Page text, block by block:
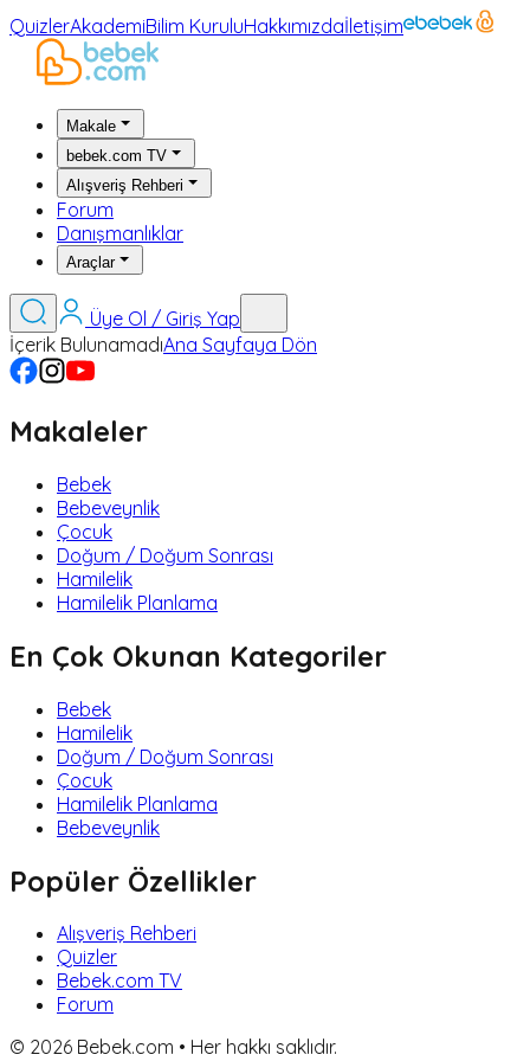
QuizlerAkademiBilim KuruluHakkımızdaİletişim
Makale
bebek.com TV
Alışveriş Rehberi
Forum
Danışmanlıklar
Araçlar
Üye Ol / Giriş Yap
İçerik BulunamadıAna Sayfaya Dön
Makaleler
Bebek
Bebeveynlik
Çocuk
Doğum / Doğum Sonrası
Hamilelik
Hamilelik Planlama
En Çok Okunan Kategoriler
Bebek
Hamilelik
Doğum / Doğum Sonrası
Çocuk
Hamilelik Planlama
Bebeveynlik
Popüler Özellikler
Alışveriş Rehberi
Quizler
Bebek.com TV
Forum
© 2026 Bebek.com • Her hakkı saklıdır.